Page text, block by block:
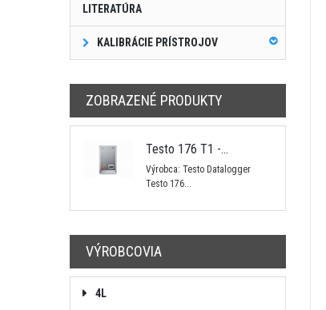
LITERATÚRA
KALIBRÁCIE PRÍSTROJOV
ZOBRAZENÉ PRODUKTY
Testo 176 T1 -...
Výrobca: Testo Datalogger
Testo 176...
VÝROBCOVIA
4L